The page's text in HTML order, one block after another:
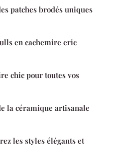
patches brodés uniques
en cachemire eric
chic pour toutes vos
la céramique artisanale
les styles élégants et